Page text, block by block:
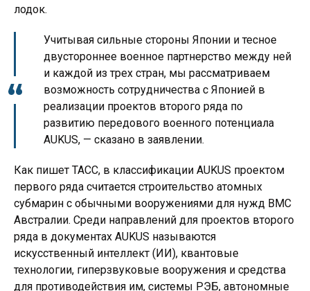
лодок.
Учитывая сильные стороны Японии и тесное
двустороннее военное партнерство между ней
и каждой из трех стран, мы рассматриваем
возможность сотрудничества с Японией в
реализации проектов второго ряда по
развитию передового военного потенциала
AUKUS, — сказано в заявлении.
Как пишет ТАСС, в классификации AUKUS проектом
первого ряда считается строительство атомных
субмарин с обычными вооружениями для нужд ВМС
Австралии. Среди направлений для проектов второго
ряда в документах AUKUS называются
искусственный интеллект (ИИ), квантовые
технологии, гиперзвуковые вооружения и средства
для противодействия им, системы РЭБ, автономные